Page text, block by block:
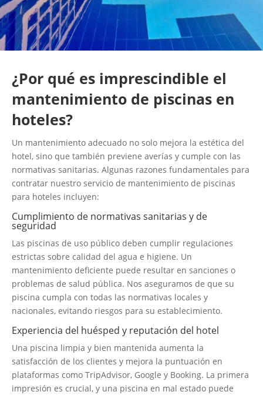
¿Por qué es imprescindible el
mantenimiento de piscinas en
hoteles?
Un mantenimiento adecuado no solo mejora la estética del
hotel, sino que también previene averías y cumple con las
normativas sanitarias. Algunas razones fundamentales para
contratar nuestro servicio de mantenimiento de piscinas
para hoteles incluyen:
Cumplimiento de normativas sanitarias y de
seguridad
Las piscinas de uso público deben cumplir regulaciones
estrictas sobre calidad del agua e higiene. Un
mantenimiento deficiente puede resultar en sanciones o
problemas de salud pública. Nos aseguramos de que su
piscina cumpla con todas las normativas locales y
nacionales, evitando riesgos para su establecimiento.
Experiencia del huésped y reputación del hotel
Una piscina limpia y bien mantenida aumenta la
satisfacción de los clientes y mejora la puntuación en
plataformas como TripAdvisor, Google y Booking. La primera
impresión es crucial, y una piscina en mal estado puede